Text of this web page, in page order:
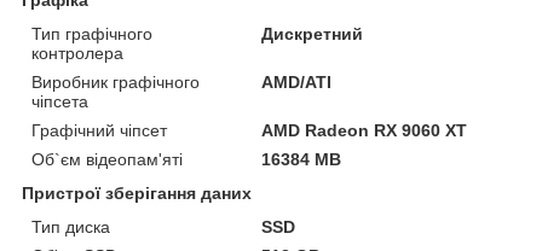
Тип графічного
контролера
Дискретний
Виробник графічного
чіпсета
AMD/ATI
Графічний чіпсет
AMD Radeon RX 9060 XT
Об`єм відеопам'яті
16384 MB
Пристрої зберігання даних
Тип диска
SSD